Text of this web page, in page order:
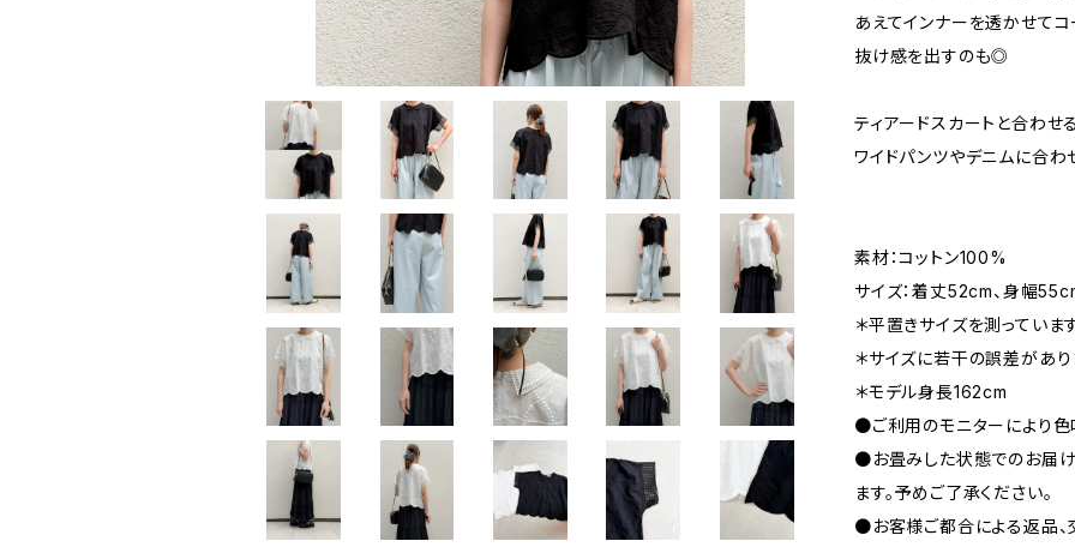
あえてインナーを透かせてコ
抜け感を出すのも◎
ティアードスカートと合わせ
ワイドパンツやデニムに合
素材：コットン100%
サイズ：着丈52cm、身幅
＊平置きサイズを測っています
＊サイズに若干の誤差があり
＊モデル身長162cm
●ご利用のモニターにより色
●お畳みした状態でのお届け
ます。予めご了承ください。
●お客様ご都合による返品、